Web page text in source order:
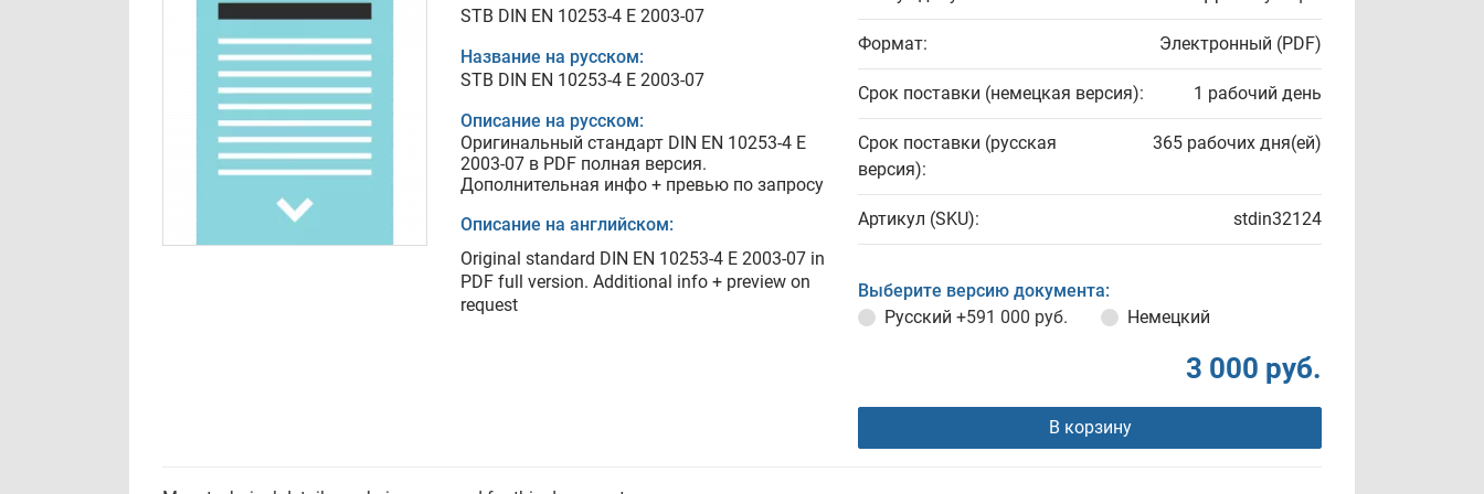
STB DIN EN 10253-4 E 2003-07
Название на русском:
STB DIN EN 10253-4 E 2003-07
Описание на русском:
Оригинальный стандарт DIN EN 10253-4 E
2003-07 в PDF полная версия.
Дополнительная инфо + превью по запросу
Описание на английском:
Original standard DIN EN 10253-4 E 2003-07 in
PDF full version. Additional info + preview on
request
Формат: Электронный (PDF)
Срок поставки (немецкая версия): 1 рабочий день
Срок поставки (русская
версия):
365 рабочих дня(ей)
Артикул (SKU): stdin32124
Выберите версию документа:
Русский +591 000 руб. Немецкий
3 000 руб.
В корзину